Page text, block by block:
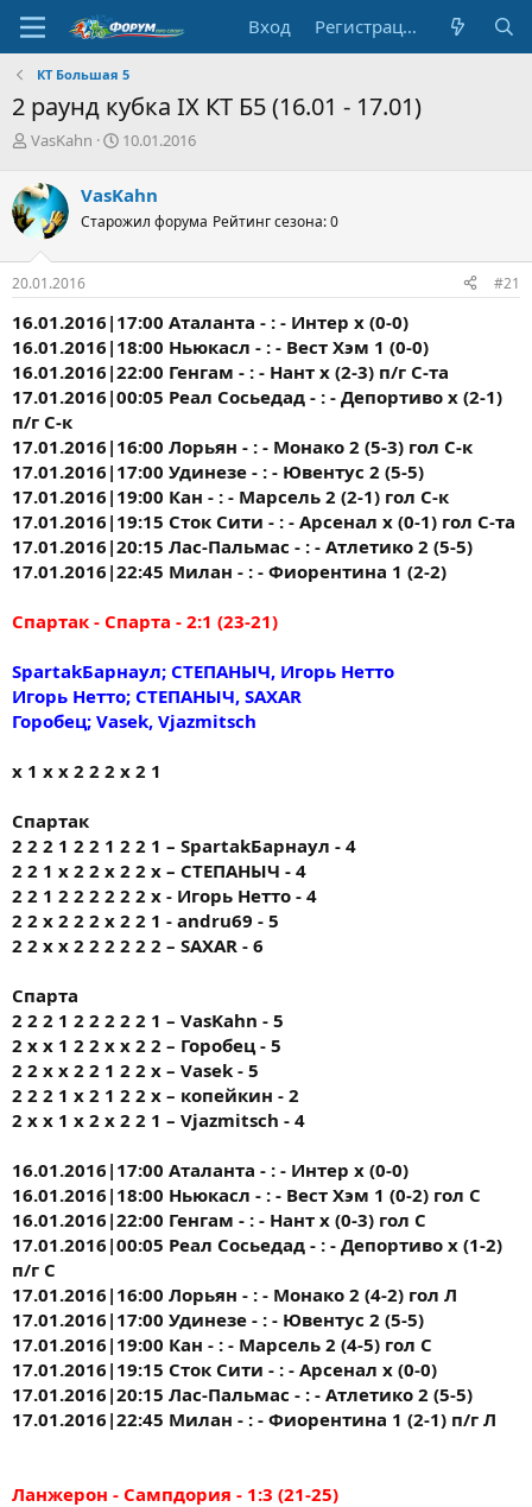
Вход Регистрация
КТ Большая 5
2 раунд кубка IX КТ Б5 (16.01 - 17.01)
А
т
о
р
е
м
VasKahn
Д
а
н
ч
а
10.01.2016
VasKahn
Старожил форума Рейтинг сезона: 0
20.01.2016 #21
16.01.2016|17:00 Аталанта - : - Интер х (0-0)
16.01.2016|18:00 Ньюкасл - : - Вест Хэм 1 (0-0)
16.01.2016|22:00 Генгам - : - Нант х (2-3) п/г С-та
17.01.2016|00:05 Реал Сосьедад - : - Депортиво х (2-1)
п/г С-к
17.01.2016|16:00 Лорьян - : - Монако 2 (5-3) гол С-к
17.01.2016|17:00 Удинезе - : - Ювентус 2 (5-5)
17.01.2016|19:00 Кан - : - Марсель 2 (2-1) гол С-к
17.01.2016|19:15 Сток Сити - : - Арсенал х (0-1) гол С-та
17.01.2016|20:15 Лас-Пальмас - : - Атлетико 2 (5-5)
17.01.2016|22:45 Милан - : - Фиорентина 1 (2-2)
Спартак - Спарта - 2:1 (23-21)
SpartakБарнаул; СТЕПАНЫЧ, Игорь Нетто
Игорь Нетто; СТЕПАНЫЧ, SAXAR
Горобец; Vasek, Vjazmitsch
х 1 х х 2 2 2 х 2 1
Спартак
2 2 2 1 2 2 1 2 2 1 – SpartakБарнаул - 4
2 2 1 х 2 2 х 2 2 х – СТЕПАНЫЧ - 4
2 2 1 2 2 2 2 2 2 х - Игорь Нетто - 4
2 2 х 2 2 2 х 2 2 1 - andru69 - 5
2 2 х х 2 2 2 2 2 2 – SAXAR - 6
Спарта
2 2 2 1 2 2 2 2 2 1 – VasKahn - 5
2 х х 1 2 2 х х 2 2 – Горобец - 5
2 2 x x 2 2 1 2 2 x – Vasek - 5
2 2 2 1 х 2 1 2 2 х – копейкин - 2
2 х х 1 х 2 х 2 2 1 – Vjazmitsch - 4
16.01.2016|17:00 Аталанта - : - Интер х (0-0)
16.01.2016|18:00 Ньюкасл - : - Вест Хэм 1 (0-2) гол С
16.01.2016|22:00 Генгам - : - Нант х (0-3) гол С
17.01.2016|00:05 Реал Сосьедад - : - Депортиво х (1-2)
п/г С
17.01.2016|16:00 Лорьян - : - Монако 2 (4-2) гол Л
17.01.2016|17:00 Удинезе - : - Ювентус 2 (5-5)
17.01.2016|19:00 Кан - : - Марсель 2 (4-5) гол С
17.01.2016|19:15 Сток Сити - : - Арсенал х (0-0)
17.01.2016|20:15 Лас-Пальмас - : - Атлетико 2 (5-5)
17.01.2016|22:45 Милан - : - Фиорентина 1 (2-1) п/г Л
Ланжерон - Сампдория - 1:3 (21-25)